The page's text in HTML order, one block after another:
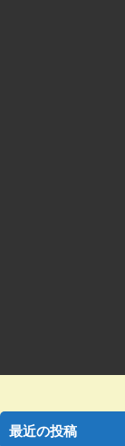
最近の投稿